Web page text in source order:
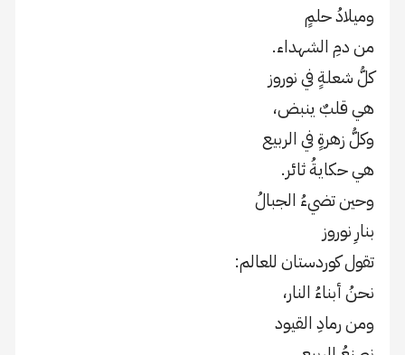
وميلادُ حلمٍ
من دمِ الشهداء.
كلُّ شعلةٍ في نوروز
هي قلبٌ ينبض،
وكلُّ زهرةٍ في الربيع
هي حكايةُ ثائر.
وحين تضيءُ الجبالُ
بنارِ نوروز
تقول كوردستان للعالم:
نحنُ أبناءُ النار،
ومن رمادِ القيود